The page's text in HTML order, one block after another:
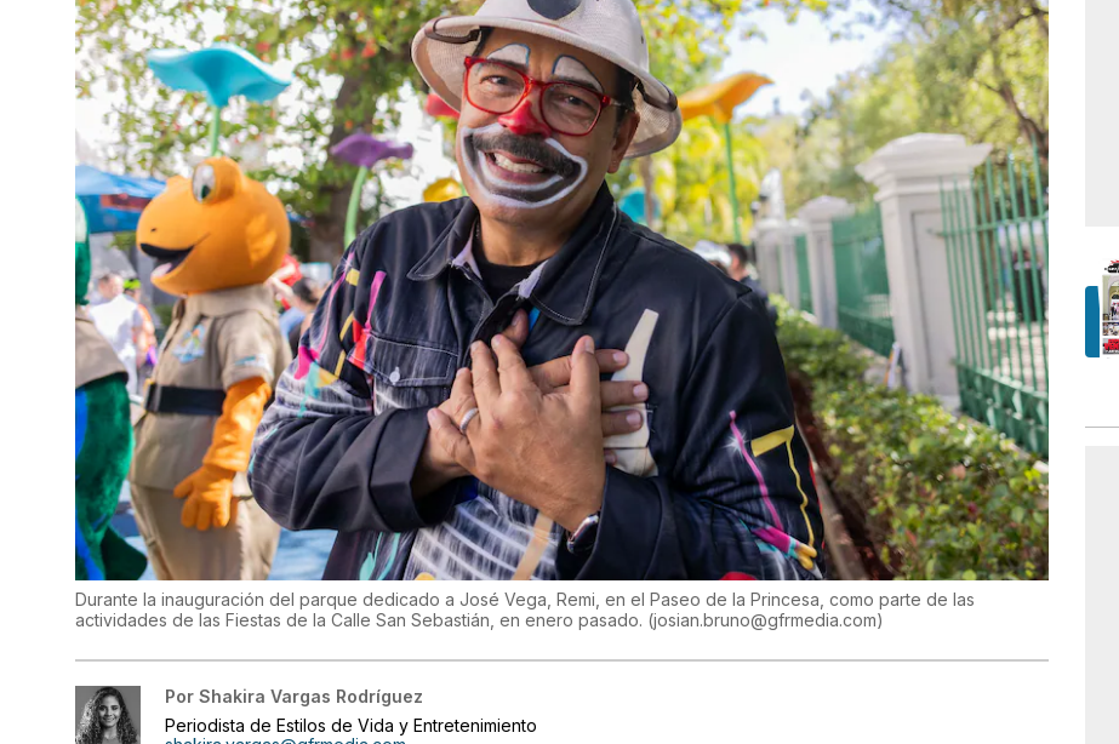
Durante la inauguración del parque dedicado a José Vega, Remi, en el Paseo de la Princesa, como parte de las
actividades de las Fiestas de la Calle San Sebastián, en enero pasado. (josian.bruno@gfrmedia.com)
Por Shakira Vargas Rodríguez
Periodista de Estilos de Vida y Entretenimiento